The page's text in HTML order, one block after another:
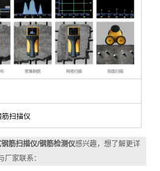
筋扫描仪/钢筋检测仪感兴趣，想了解更详
家联系：